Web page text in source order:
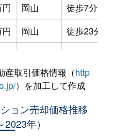
岡山
徒歩7分
岡山
徒歩23分
円 岡山
徒歩3分
円 大元
産取引価格情報（http
）を加工して作成
ョン売却価格推移
2023年）